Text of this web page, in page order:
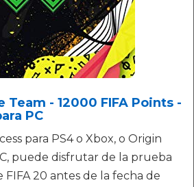
Team - 12000 FIFA Points -
PC
para PS4 o Xbox, o Origin
puede disfrutar de la prueba
FIFA 20 antes de la fecha de